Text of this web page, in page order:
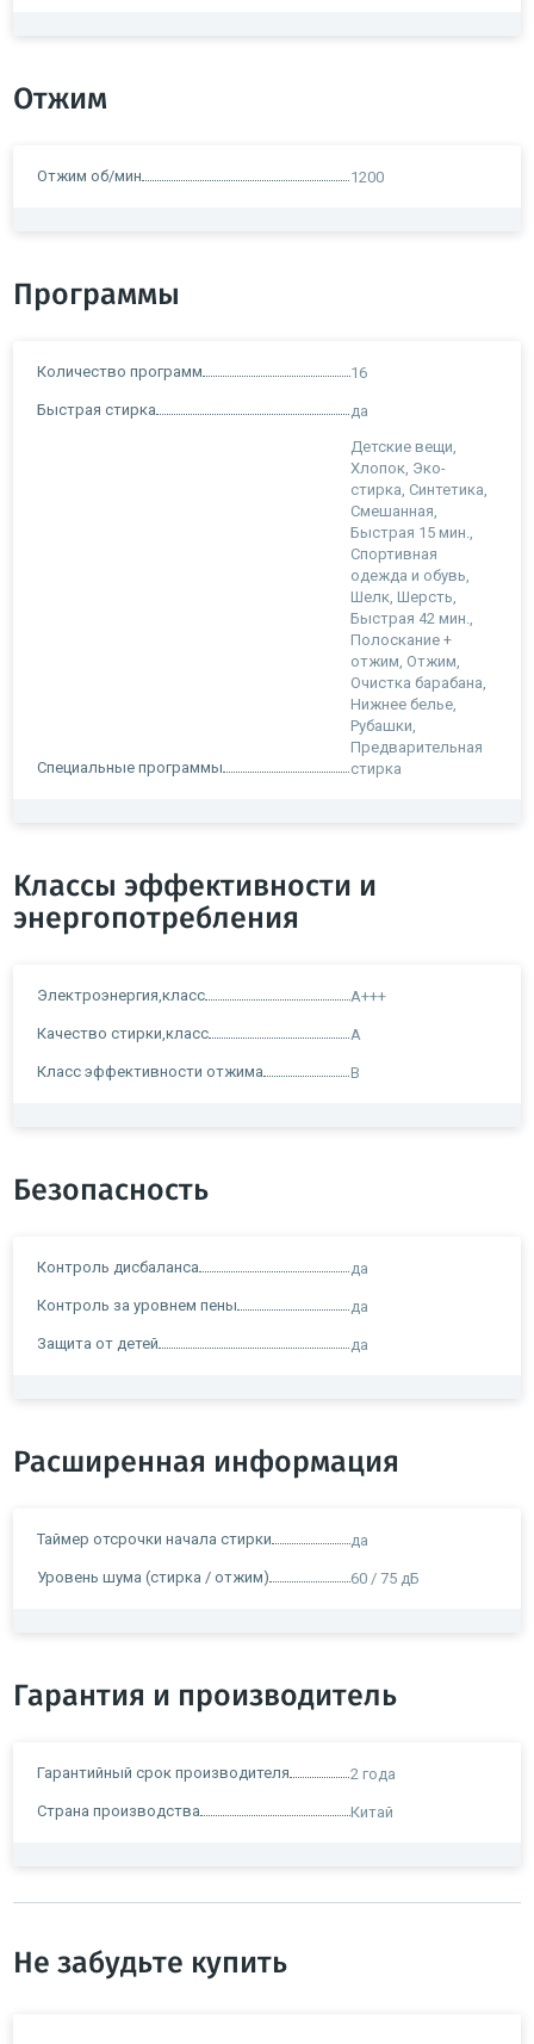
Отжим
Отжим об/мин 1200
Программы
Количество программ 16
Быстрая стирка да
Специальные программы
Детские вещи,
Хлопок, Эко-
стирка, Синтетика,
Смешанная,
Быстрая 15 мин.,
Спортивная
одежда и обувь,
Шелк, Шерсть,
Быстрая 42 мин.,
Полоскание +
отжим, Отжим,
Очистка барабана,
Нижнее белье,
Рубашки,
Предварительная
стирка
Классы эффективности и
энергопотребления
Электроэнергия,класс A+++
Качество стирки,класс A
Класс эффективности отжима B
Безопасность
Контроль дисбаланса да
Контроль за уровнем пены да
Защита от детей да
Расширенная информация
Таймер отсрочки начала стирки да
Уровень шума (стирка / отжим) 60 / 75 дБ
Гарантия и производитель
Гарантийный срок производителя 2 года
Страна производства Китай
Не забудьте купить